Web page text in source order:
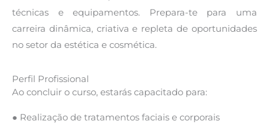
técnicas e equipamentos. Prepara-te para uma
carreira dinâmica, criativa e repleta de oportunidades
no setor da estética e cosmética.
Perfil Profissional
Ao concluir o curso, estarás capacitado para:
● Realização de tratamentos faciais e corporais